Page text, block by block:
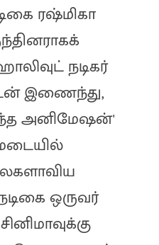
ரஷ்மிகா
நடிகர்
இணைந்து,
அனிமேஷன்'
ஒருவர்